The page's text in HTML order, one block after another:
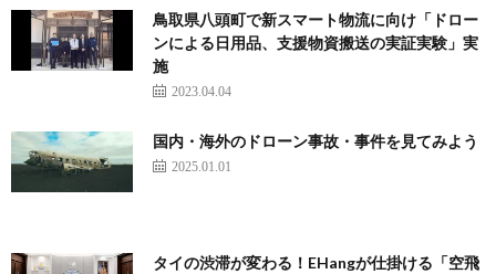
鳥取県八頭町で新スマート物流に向け「ドロー
ンによる日用品、支援物資搬送の実証実験」実
施
2023.04.04
国内・海外のドローン事故・事件を見てみよう
2025.01.01
タイの渋滞が変わる！EHangが仕掛ける「空飛